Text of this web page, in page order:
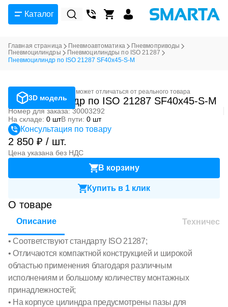
Каталог
Главная страница Пневмоавтоматика
Пневмоприводы
Пневмоцилиндры
Пневмоцилиндры по ISO 21287
Пневмоцилиндр по ISO 21287 SF40x45-S-M
3D модель
Фотография может отличаться от реального товара
Пневмоцилиндр по ISO 21287 SF40x45-S-M
Номер для заказа: 30003292
На складе: 0 штВ пути: 0 шт
Консультация по товару
2 850 ₽ / шт.
Цена указана без НДС
В корзину
Купить в 1 клик
О товаре
Описание
• Соответствуют стандарту ISO 21287;
• Отличаются компактной конструкцией и широкой
областью применения благодаря различным
исполнениям и большому количеству монтажных
принадлежностей;
• На корпусе цилиндра предусмотрены пазы для